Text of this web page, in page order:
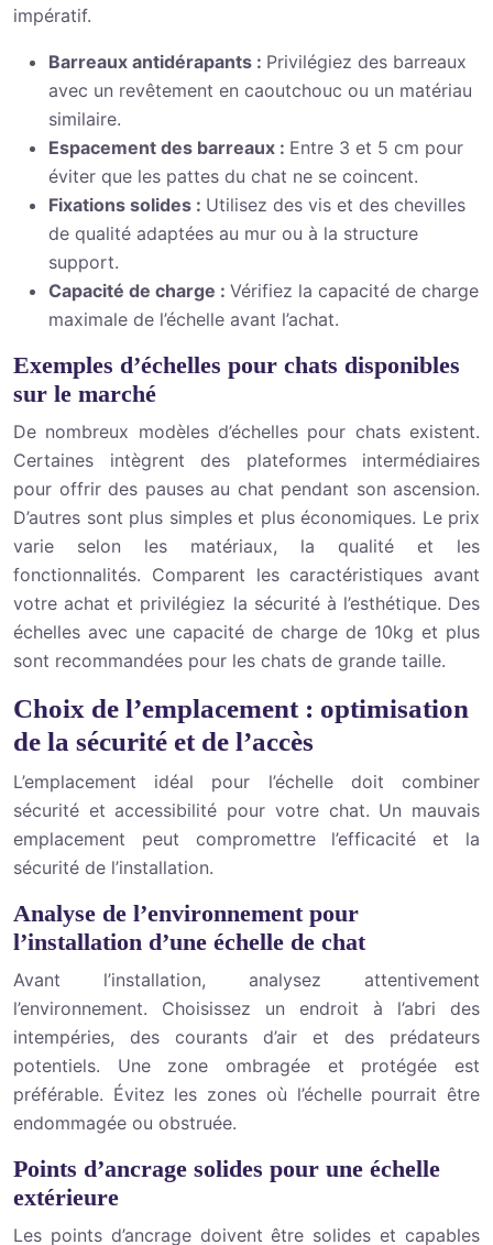
impératif.
Barreaux antidérapants : Privilégiez des barreaux
avec un revêtement en caoutchouc ou un matériau
similaire.
Espacement des barreaux : Entre 3 et 5 cm pour
éviter que les pattes du chat ne se coincent.
Fixations solides : Utilisez des vis et des chevilles
de qualité adaptées au mur ou à la structure
support.
Capacité de charge : Vérifiez la capacité de charge
maximale de l’échelle avant l’achat.
Exemples d’échelles pour chats disponibles
sur le marché
De nombreux modèles d’échelles pour chats existent.
Certaines intègrent des plateformes intermédiaires
pour offrir des pauses au chat pendant son ascension.
D’autres sont plus simples et plus économiques. Le prix
varie selon les matériaux, la qualité et les
fonctionnalités. Comparent les caractéristiques avant
votre achat et privilégiez la sécurité à l’esthétique. Des
échelles avec une capacité de charge de 10kg et plus
sont recommandées pour les chats de grande taille.
Choix de l’emplacement : optimisation
de la sécurité et de l’accès
L’emplacement idéal pour l’échelle doit combiner
sécurité et accessibilité pour votre chat. Un mauvais
emplacement peut compromettre l’efficacité et la
sécurité de l’installation.
Analyse de l’environnement pour
l’installation d’une échelle de chat
Avant l’installation, analysez attentivement
l’environnement. Choisissez un endroit à l’abri des
intempéries, des courants d’air et des prédateurs
potentiels. Une zone ombragée et protégée est
préférable. Évitez les zones où l’échelle pourrait être
endommagée ou obstruée.
Points d’ancrage solides pour une échelle
extérieure
Les points d’ancrage doivent être solides et capables